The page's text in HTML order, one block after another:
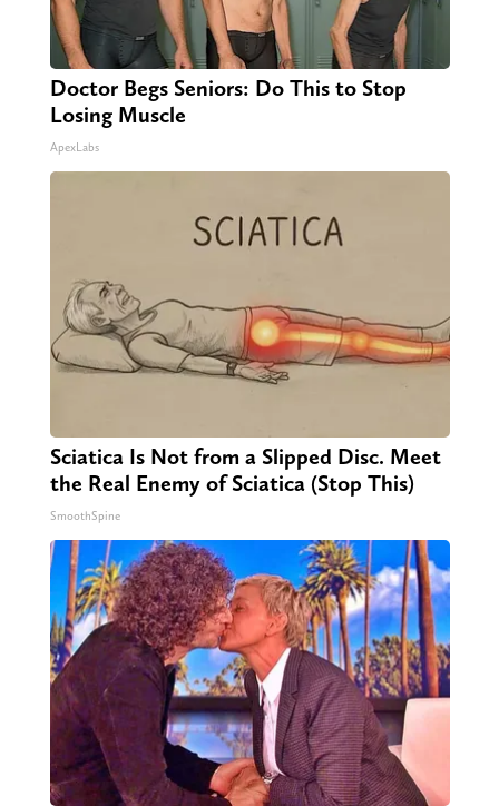
Doctor Begs Seniors: Do This to Stop
Losing Muscle
ApexLabs
Sciatica Is Not from a Slipped Disc. Meet
the Real Enemy of Sciatica (Stop This)
SmoothSpine